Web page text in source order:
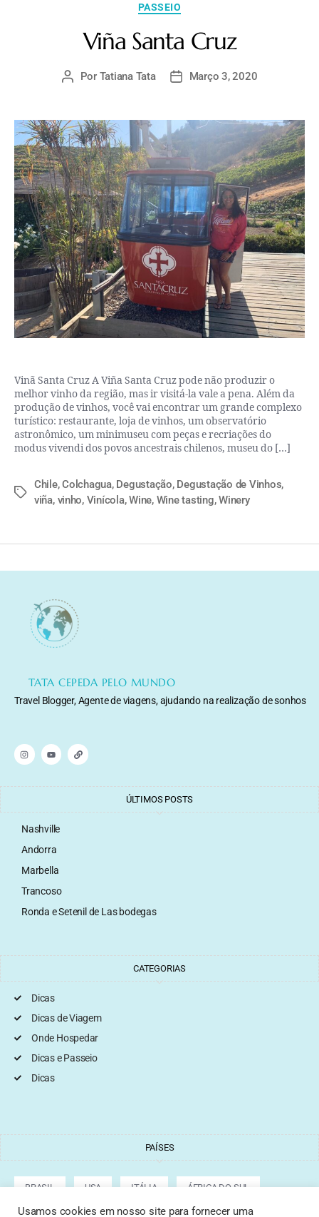
PASSEIO
Viña Santa Cruz
Por Tatiana Tata Março 3, 2020
Vinã Santa Cruz A Viña Santa Cruz pode não produzir o
melhor vinho da região, mas ir visitá-la vale a pena. Além da
produção de vinhos, você vai encontrar um grande complexo
turístico: restaurante, loja de vinhos, um observatório
astronômico, um minimuseu com peças e recriações do
modus vivendi dos povos ancestrais chilenos, museu do […]
Chile,Colchagua, Degustação, Degustação de Vinhos,
viña, vinho, Vinícola,Wine, Wine tasting,Winery
TATA CEPEDA PELO MUNDO
Travel Blogger, Agente de viagens, ajudando na realização de sonhos
ÚLTIMOS POSTS
Nashville
Andorra
Marbella
Trancoso
Ronda e Setenil de Las bodegas
CATEGORIAS
Dicas
Dicas de Viagem
Onde Hospedar
Dicas e Passeio
Dicas
PAÍSES
BRASIL USA ITÁLIA ÁFRICA DO SUL
Usamos cookies em nosso site para fornecer uma